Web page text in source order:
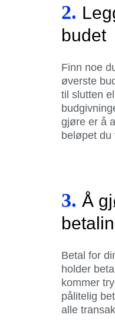
2.
budet
Finn noe
øverste
til slutten
gjøre er å
beløpet du
3. Å
Betal for
holder
kommer
pålitelig
alle